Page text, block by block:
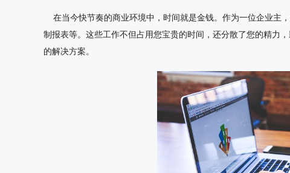
在当今快节奏的商业环境中，时间就是金钱。作为一位企业主
制报表等。这些工作不但占用您宝贵的时间，还分散了您的精力
的解决方案。